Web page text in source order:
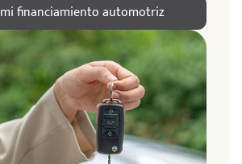
financiamiento automotriz